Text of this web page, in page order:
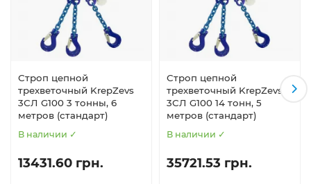
Строп цепной
трехветочный KrepZevs
3СЛ G100 3 тонны, 6
метров (стандарт)
В наличии ✓
13431.60 грн.
Строп цепной
трехветочный KrepZevs
3СЛ G100 14 тонн, 5
метров (стандарт)
В наличии ✓
35721.53 грн.